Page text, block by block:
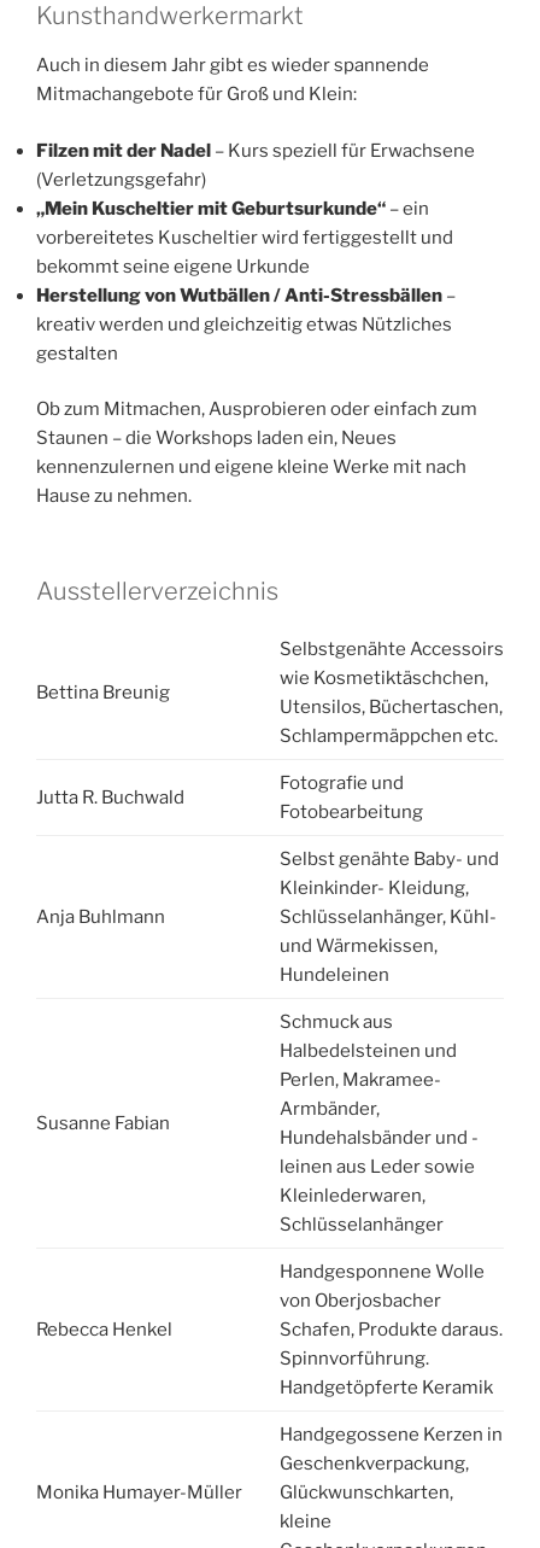
Kunsthandwerkermarkt
Auch in diesem Jahr gibt es wieder spannende
Mitmachangebote für Groß und Klein:
Filzen mit der Nadel – Kurs speziell für Erwachsene
(Verletzungsgefahr)
„Mein Kuscheltier mit Geburtsurkunde“ – ein
vorbereitetes Kuscheltier wird fertiggestellt und
bekommt seine eigene Urkunde
Herstellung von Wutbällen / Anti-Stressbällen –
kreativ werden und gleichzeitig etwas Nützliches
gestalten
Ob zum Mitmachen, Ausprobieren oder einfach zum
Staunen – die Workshops laden ein, Neues
kennenzulernen und eigene kleine Werke mit nach
Hause zu nehmen.
Ausstellerverzeichnis
Bettina Breunig
Selbstgenähte Accessoirs
wie Kosmetiktäschchen,
Utensilos, Büchertaschen,
Schlampermäppchen etc.
Jutta R. Buchwald
Fotografie und
Fotobearbeitung
Anja Buhlmann
Selbst genähte Baby- und
Kleinkinder- Kleidung,
Schlüsselanhänger, Kühl-
und Wärmekissen,
Hundeleinen
Susanne Fabian
Schmuck aus
Halbedelsteinen und
Perlen, Makramee-
Armbänder,
Hundehalsbänder und -
leinen aus Leder sowie
Kleinlederwaren,
Schlüsselanhänger
Rebecca Henkel
Handgesponnene Wolle
von Oberjosbacher
Schafen, Produkte daraus.
Spinnvorführung.
Handgetöpferte Keramik
Monika Humayer-Müller
Handgegossene Kerzen in
Geschenkverpackung,
Glückwunschkarten,
kleine